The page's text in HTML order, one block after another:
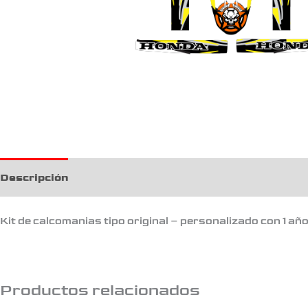
Descripción
Kit de calcomanias tipo original – personalizado con 1
Productos relacionados